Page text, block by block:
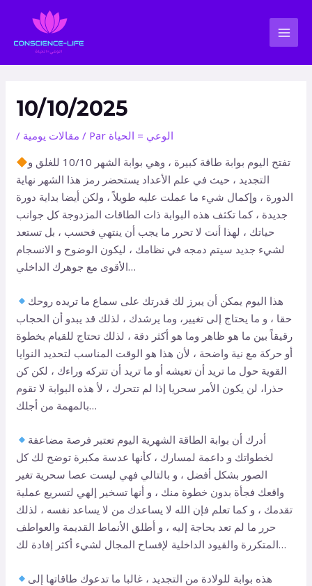
contenu
10/10/2025
/ مقالات يومية / Par الوعي = الحياة
تفتح اليوم بوابة طاقة كبيرة ، وهي بوابة الشهر 10/10 للغلق و
التجديد ، حيث في علم الأعداد يستحضر رمز هذا الشهر نهاية
الدورة ، وإكمال شيء ما عملت عليه طويلاً ، ولكن أيضا بداية دورة
جديدة ، كما تكثف هذه البوابة ذات الطاقات المزدوجة كل جوانب
حياتك ، لهذا أنت لا تحرر ما يجب أن ينتهي فحسب ، بل تستعد
لشيء جديد سيتم دمجه في نظامك ، ليكون الوضوح و الانسجام
الأقوى مع جوهرك الداخلي…
هذا اليوم يمكن أن يبرز لك قدرتك على سماع ما تريده روحك
حقا ، و ما يحتاج إلى تغيير، وما يرشدك ، لذلك قد يبدو أن الحجاب
رقيقاً بين ما هو ظاهر وما هو أكثر دقة ، لذلك تحتاج للقيام بخطوة
أو حركة مع نية واضحة ، لأن هذا هو الوقت المناسب لتحديد النوايا
القوية حول ما تريد أن تعيشه أو ما تريد أن تتركه وراءك ، لكن كن
حذرا، لن يكون الأمر سحريا إذا لم تتحرك ، لأ هذه البوابة لا تقوم
بالمهمة من أجلك…
أدرك أن بوابة الطاقة الشهرية اليوم تعتبر فرصة مضاعفة
لخطواتك و داعمة لمسارك ، كأنها عدسة مكبرة توضح لك كل
الصور بشكل أفضل ، و بالتالي فهي ليست عصا سحرية تغير
واقعك فجأة بدون خطوة منك ، و أنها تسخير إلهي لتسريع عملية
تقدمك ، و كما تعلم فإن الله لا يساعدك من لا يساعد نفسه ، لذلك
حرر ما لم تعد بحاجة إليه ، و أطلق الأنماط القديمة والعواطف
المتكررة والقيود الداخلية لإفساح المجال لشيء أكثر إفادة لك…
هذه بوابة للولادة من التجديد ، غالبا ما تدعوك طاقاتها إلى
Navigation
articles